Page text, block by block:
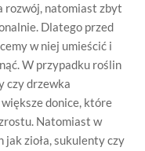
rozwój, natomiast zbyt
Dlatego przed
w niej umieścić i
W przypadku roślin
czy drzewka
donice, które
Natomiast w
zioła, sukulenty czy